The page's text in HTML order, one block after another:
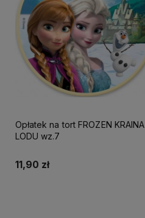
Opłatek na tort FROZEN KRAINA
LODU wz.7
11,90 zł